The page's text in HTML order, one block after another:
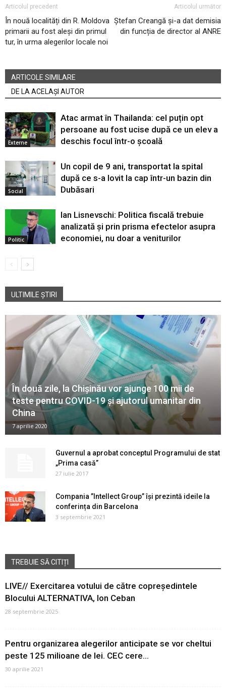
Articolul precedent
În nouă localități din R. Moldova
primarii au fost aleși din primul
tur, în urma alegerilor locale noi
Articolul următor
Ștefan Creangă și-a dat demisia
din funcția de director al ANRE
ARTICOLE SIMILARE
DE LA ACELAȘI AUTOR
Externe
Atac armat în Thailanda: cel puțin opt
persoane au fost ucise după ce un elev a
deschis focul într-o școală
Social
Un copil de 9 ani, transportat la spital
după ce s-a lovit la cap într-un bazin din
Dubăsari
Politic
Ian Lisnevschi: Politica fiscală trebuie
analizată și prin prisma efectelor asupra
economiei, nu doar a veniturilor
ULTIMILE ȘTIRI
În două zile, la Chișinău vor ajunge 100 mii de
teste pentru COVID-19 și ajutorul umanitar din
China
7 aprilie 2020
Guvernul a aprobat conceptul Programului de stat
„Prima casă”
27 iulie 2017
Compania ”Intellect Group” își prezintă ideile la
conferința din Barcelona
3 septembrie 2021
TREBUIE SĂ CITIȚI
LIVE// Exercitarea votului de către copreședintele
Blocului ALTERNATIVA, Ion Ceban
28 septembrie 2025
Pentru organizarea alegerilor anticipate se vor cheltui
peste 125 milioane de lei. CEC cere...
30 aprilie 2021